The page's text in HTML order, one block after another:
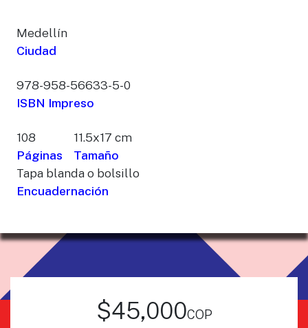
Medellín
Ciudad
978-958-56633-5-0
ISBN Impreso
108
Páginas
11.5x17 cm
Tamaño
Tapa blanda o bolsillo
Encuadernación
$45,000cop